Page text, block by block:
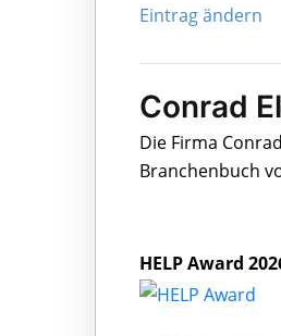
Eintrag ändern
Conrad
Die Firma
Branchenbuch
HELP Award